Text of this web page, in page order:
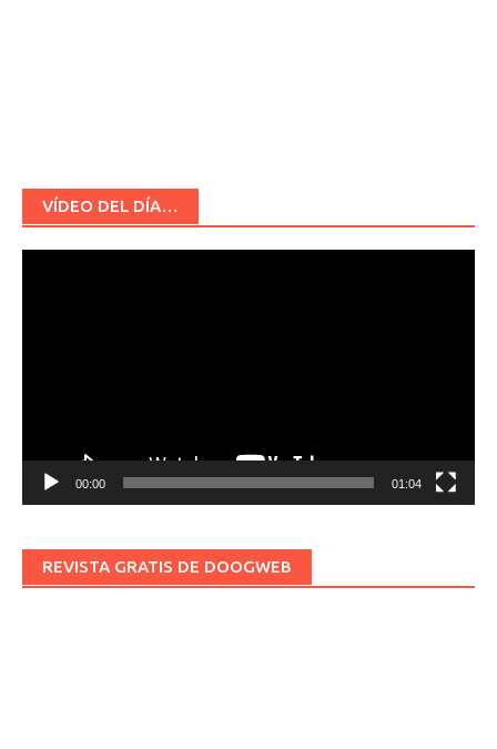
VÍDEO DEL DÍA…
00:00 01:04
REVISTA GRATIS DE DOOGWEB